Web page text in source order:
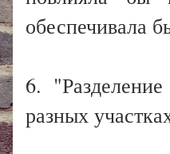
обеспечивала
6.
разных